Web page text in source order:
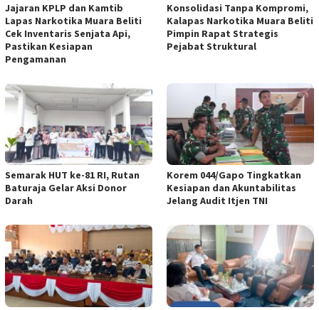
Jajaran KPLP dan Kamtib
Lapas Narkotika Muara Beliti
Cek Inventaris Senjata Api,
Pastikan Kesiapan
Pengamanan
Konsolidasi Tanpa Kompromi,
Kalapas Narkotika Muara Beliti
Pimpin Rapat Strategis
Pejabat Struktural
Semarak HUT ke-81 RI, Rutan
Baturaja Gelar Aksi Donor
Darah
Korem 044/Gapo Tingkatkan
Kesiapan dan Akuntabilitas
Jelang Audit Itjen TNI